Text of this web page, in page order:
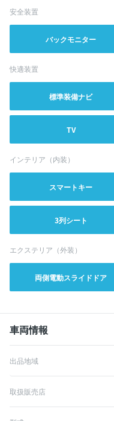
安全装置
バックモニター
快適装置
標準装備ナビ
TV
インテリア（内装）
スマートキー
3列シート
エクステリア（外装）
両側電動スライドドア
車両情報
出品地域
取扱販売店